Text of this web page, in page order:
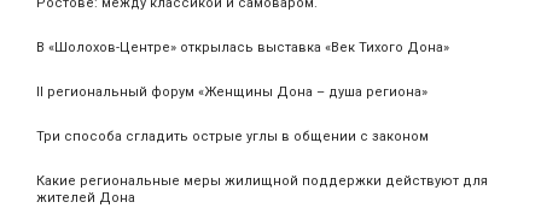
Ростове: между классикой и самоваром.
В «Шолохов-Центре» открылась выставка «Век Тихого Дона»
II региональный форум «Женщины Дона – душа региона»
Три способа сгладить острые углы в общении с законом
Какие региональные меры жилищной поддержки действуют для
жителей Дона